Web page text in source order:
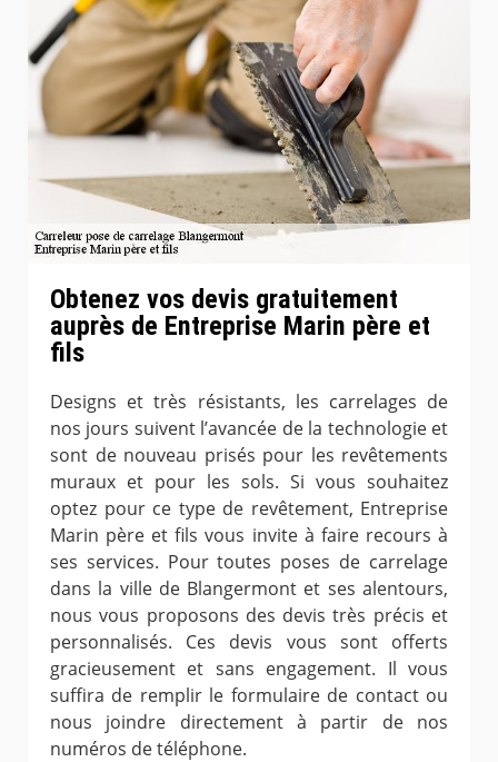
Obtenez vos devis gratuitement
auprès de Entreprise Marin père et
fils
Designs et très résistants, les carrelages de
nos jours suivent l’avancée de la technologie et
sont de nouveau prisés pour les revêtements
muraux et pour les sols. Si vous souhaitez
optez pour ce type de revêtement, Entreprise
Marin père et fils vous invite à faire recours à
ses services. Pour toutes poses de carrelage
dans la ville de Blangermont et ses alentours,
nous vous proposons des devis très précis et
personnalisés. Ces devis vous sont offerts
gracieusement et sans engagement. Il vous
suffira de remplir le formulaire de contact ou
nous joindre directement à partir de nos
numéros de téléphone.